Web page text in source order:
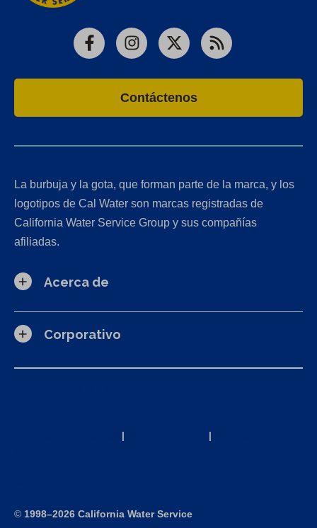
FacebookInstagram
X RSS
Contáctenos
La burbuja y la gota, que forman parte de la marca, y los
logotipos de Cal Water son marcas registradas de
California Water Service Group y sus compañías
afiliadas.
Acerca de
Corporativo
| |
© 1998–2026 California Water Service